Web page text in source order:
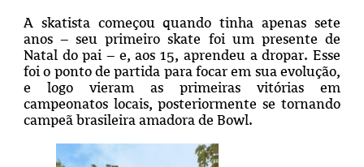
A skatista começou quando tinha apenas sete
anos – seu primeiro skate foi um presente de
Natal do pai – e, aos 15, aprendeu a dropar. Esse
foi o ponto de partida para focar em sua evolução,
e logo vieram as primeiras vitórias em
campeonatos locais, posteriormente se tornando
campeã brasileira amadora de Bowl.